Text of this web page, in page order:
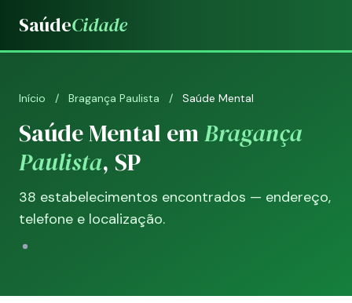
SaúdeCidade
Início / Bragança Paulista / Saúde Mental
Saúde Mental emBragança
Paulista, SP
38 estabelecimentos encontrados — endereço,
telefone e localização.